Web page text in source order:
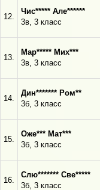
12.
Чис***** Але******
3в, 3 класс
13.
Мар***** Мих***
3в, 3 класс
14.
Дин******* Ром**
3б, 3 класс
15.
Оже*** Мат***
3б, 3 класс
16.
Слю******* Све*****
3б, 3 класс